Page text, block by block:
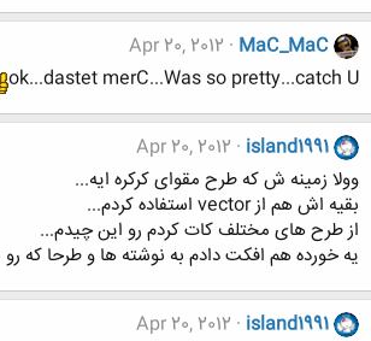
MaC_MaC
Apr 20, 2012
ok...dastet merC...Was so pretty...catch U
island1991
Apr 20, 2012
وولا زمینه ش که طرح مقوای کرکره ایه...
بقیه اش هم از vector استفاده کردم...
از طرح های مختلف کات کردم رو این چیدم...
یه خورده هم افکت دادم به نوشته ها و طرحا که
island1991
Apr 20, 2012